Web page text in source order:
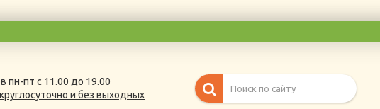
пн-пт с 11.00 до 19.00
круглосуточно и без выходных